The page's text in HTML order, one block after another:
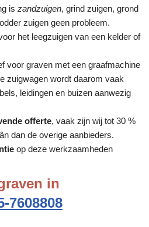
is zandzuigen, grind zuigen, grond
zuigen geen probleem.
het leegzuigen van een kelder of
voor graven met een graafmachine
zuigwagen wordt daarom vaak
leidingen en buizen aanwezig
offerte, vaak zijn wij tot 30 %
dan de overige aanbieders.
op deze werkzaamheden
in
7608808